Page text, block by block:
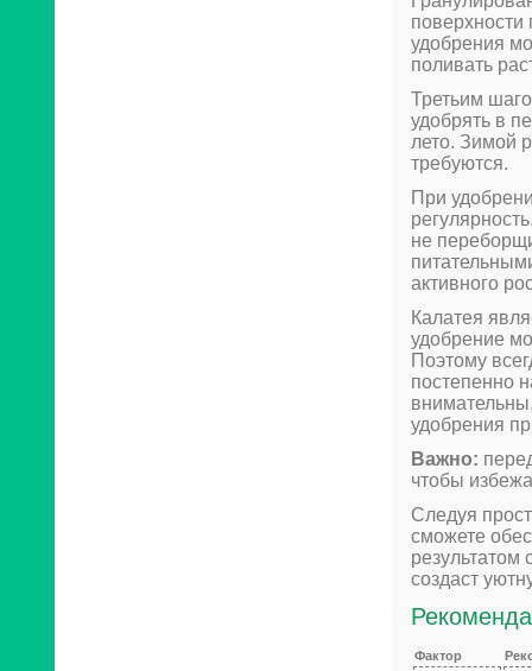
поверхности
удобрения
поливать
Третьим
удобрять в
лето. Зимой
требуются.
При
не
активного
Калатея
удобрение
Поэтому
постепенно
удобрения
Важно:
чтобы
Следуя
сможете
результатом
создаст
Фактор